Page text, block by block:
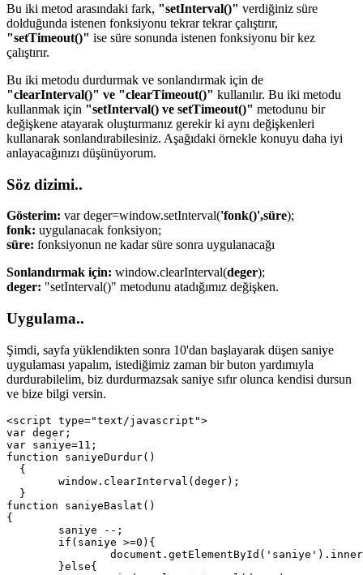
Bu iki metod arasındaki fark, "setInterval()" verdiğiniz süre
dolduğunda istenen fonksiyonu tekrar tekrar çalıştırır,
"setTimeout()" ise süre sonunda istenen fonksiyonu bir kez
çalıştırır.
Bu iki metodu durdurmak ve sonlandırmak için de
"clearInterval()" ve "clearTimeout()" kullanılır. Bu iki metodu
kullanmak için "setInterval() ve setTimeout()" metodunu bir
değişkene atayarak oluşturmanız gerekir ki aynı değişkenleri
kullanarak sonlandırabilesiniz. Aşağıdaki örnekle konuyu daha iyi
anlayacağınızı düşünüyorum.
Söz dizimi..
Gösterim: var deger=window.setInterval('fonk()',süre);
fonk: uygulanacak fonksiyon;
süre: fonksiyonun ne kadar süre sonra uygulanacağı
Sonlandırmak için: window.clearInterval(deger);
deger: "setInterval()" metodunu atadığımız değişken.
Uygulama..
Şimdi, sayfa yüklendikten sonra 10'dan başlayarak düşen saniye
uygulaması yapalım, istediğimiz zaman bir buton yardımıyla
durdurabilelim, biz durdurmazsak saniye sıfır olunca kendisi dursun
ve bize bilgi versin.
<script type="text/javascript">
var deger;
var saniye=11;
function saniyeDurdur()
  {
  }
function saniyeBaslat()
{